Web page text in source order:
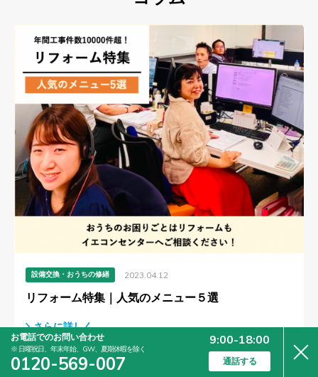
設備交換・おうちの修繕 2023.04.12
リフォーム特集｜人気のメニュー５選
さらに詳しく
お電話でのお問い合わせ
※ 日曜祝日、年末年始、GW、夏期休暇を除く
0120-569-007
9:00-18:00
通話する